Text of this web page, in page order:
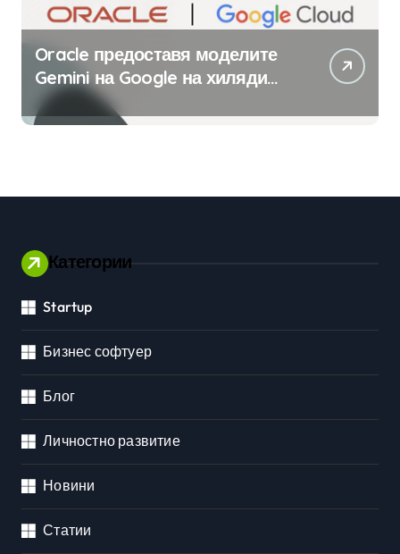
Oracle предоставя моделите
Gemini на Google на хиляди
клиенти на бизнес
приложения
Категории
Startup
Бизнес софтуер
Блог
Личностно развитие
Новини
Статии